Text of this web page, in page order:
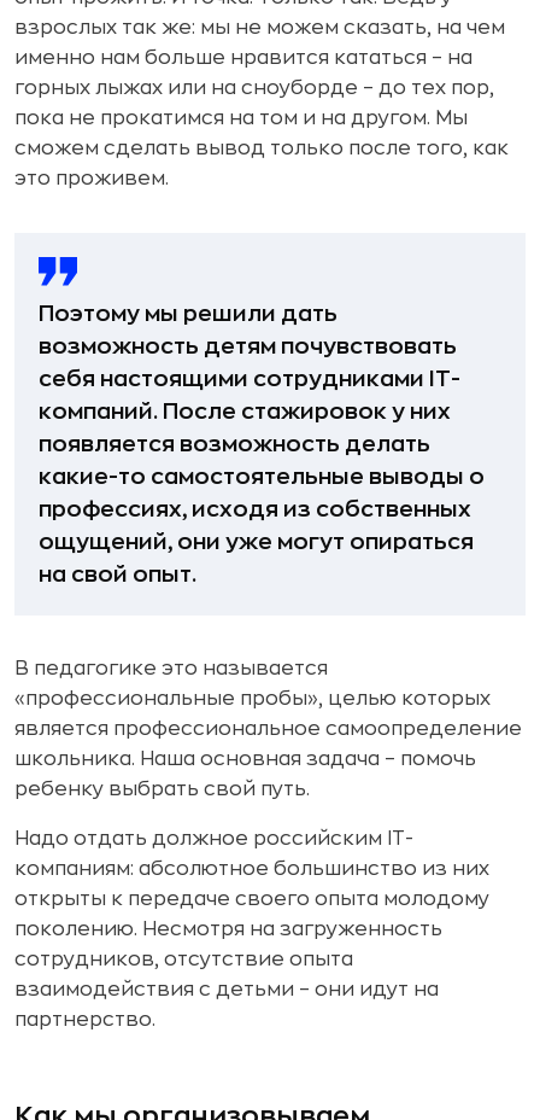
взрослых так же: мы не можем сказать, на чем
именно нам больше нравится кататься – на
горных лыжах или на сноуборде – до тех пор,
пока не прокатимся на том и на другом. Мы
сможем сделать вывод только после того, как
это проживем.
Поэтому мы решили дать
возможность детям почувствовать
себя настоящими сотрудниками IT-
компаний. После стажировок у них
появляется возможность делать
какие-то самостоятельные выводы о
профессиях, исходя из собственных
ощущений, они уже могут опираться
на свой опыт.
В педагогике это называется
«профессиональные пробы», целью которых
является профессиональное самоопределение
школьника. Наша основная задача – помочь
ребенку выбрать свой путь.
Надо отдать должное российским IT-
компаниям: абсолютное большинство из них
открыты к передаче своего опыта молодому
поколению. Несмотря на загруженность
сотрудников, отсутствие опыта
взаимодействия с детьми – они идут на
партнерство.